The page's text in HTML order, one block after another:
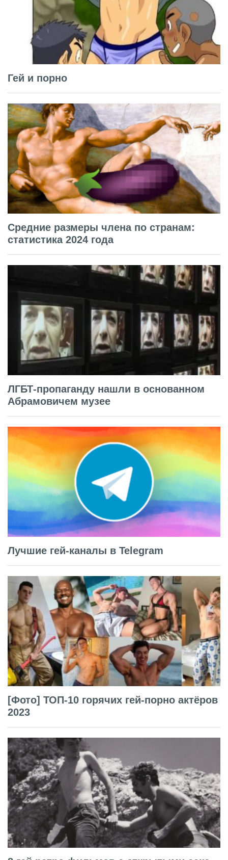
Гей и порно
Средние размеры члена по странам:
статистика 2024 года
ЛГБТ-пропаганду нашли в основанном
Абрамовичем музее
Лучшие гей-каналы в Telegram
[Фото] ТОП-10 горячих гей-порно актёров
2023